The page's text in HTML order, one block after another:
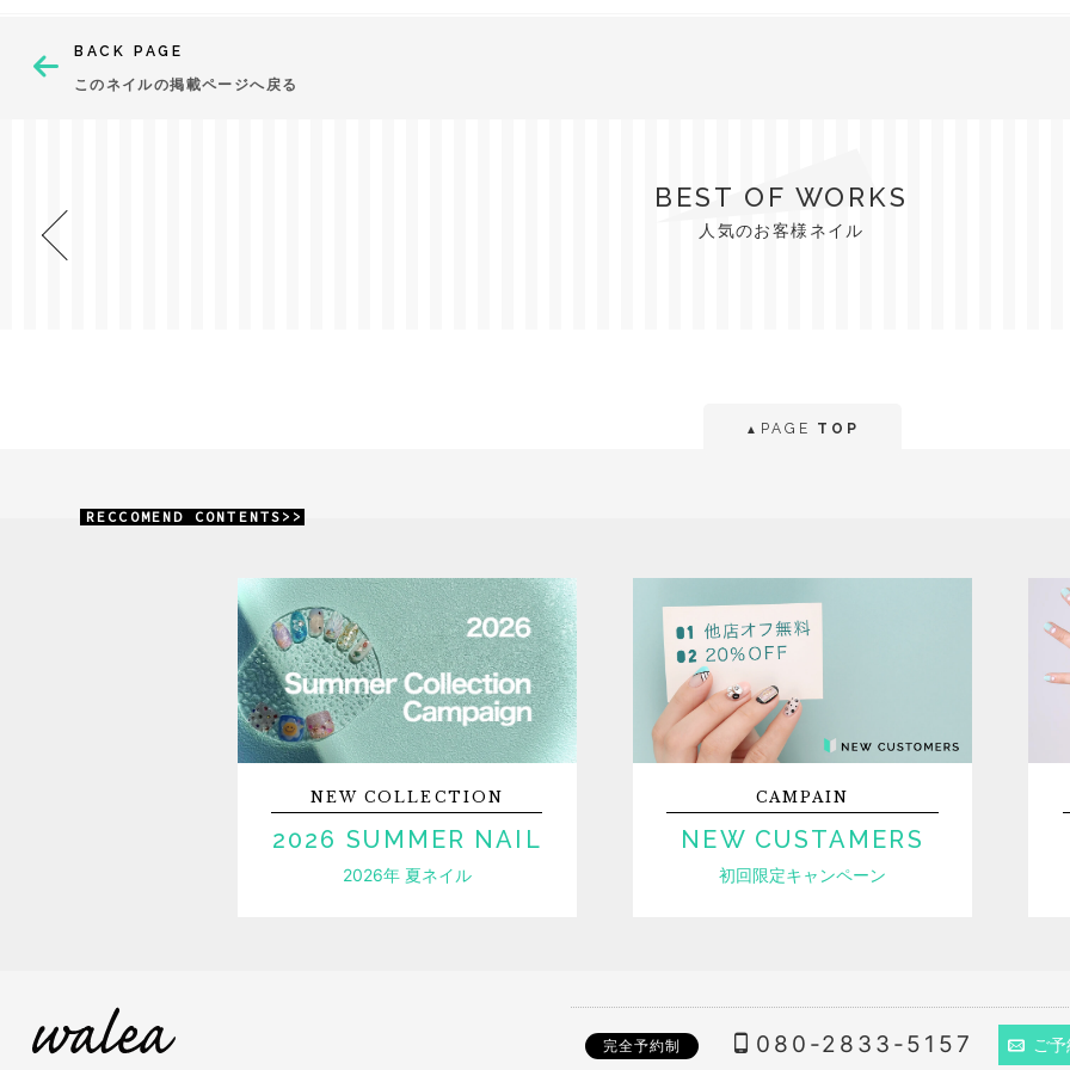
BACK PAGE
このネイルの掲載ページへ戻る
BEST OF WORKS
人気のお客様ネイル
▲ PAGE TOP
RECCOMEND CONTENTS>>
NEWCOLLECTION
2026 SUMMER NAIL
2026年 夏ネイル
CAMPAIN
NEW CUSTAMERS
初回限定キャンペーン
完全予約制 080-2833-5157 ご